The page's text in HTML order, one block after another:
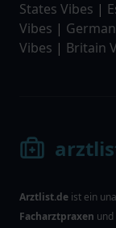
States Vibes |
Vibes |
Vibes | Britain
Arztlist.de ist ein
Facharztpraxen und